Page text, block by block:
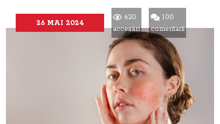
26 MAI 2024
620
accesări
100
comentarii